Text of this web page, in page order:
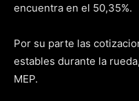
encuentra en el 50,35%.
Por su parte las
estables durante la
MEP.